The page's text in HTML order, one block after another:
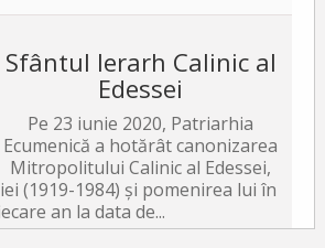
Sfântul Ierarh Calinic al
Edessei
Pe 23 iunie 2020, Patriarhia
Ecumenică a hotărât canonizarea
Mitropolitului Calinic al Edessei,
(1919-1984) și pomenirea lui în
an la data de...